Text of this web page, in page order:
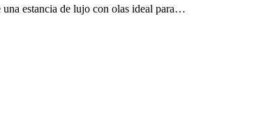
estancia de lujo con olas ideal para…